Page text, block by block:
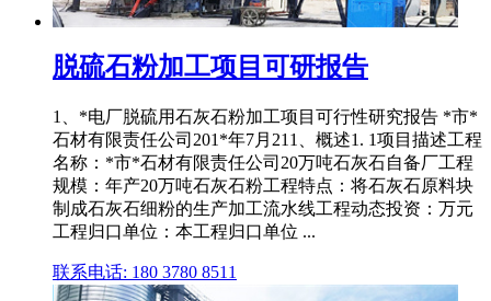
脱硫石粉加工项目可研报告
1、*电厂脱硫用石灰石粉加工项目可行性研究报告 *市*
石材有限责任公司201*年7月211、概述1. 1项目描述工程
名称：*市*石材有限责任公司20万吨石灰石自备厂工程
规模：年产20万吨石灰石粉工程特点：将石灰石原料块
制成石灰石细粉的生产加工流水线工程动态投资：万元
工程归口单位：本工程归口单位 ...
联系电话: 180 3780 8511